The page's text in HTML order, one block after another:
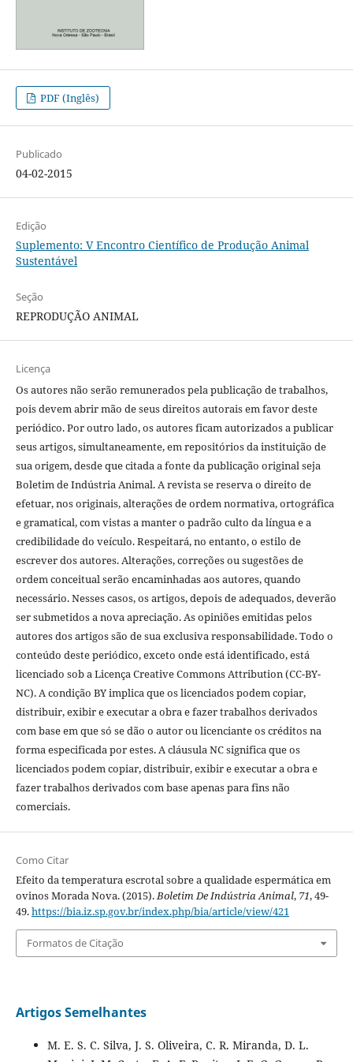
PDF (Inglês)
Publicado
04-02-2015
Edição
Suplemento: V Encontro Científico de Produção Animal
Sustentável
Seção
REPRODUÇÃO ANIMAL
Licença
Os autores não serão remunerados pela publicação de trabalhos,
pois devem abrir mão de seus direitos autorais em favor deste
periódico. Por outro lado, os autores ficam autorizados a publicar
seus artigos, simultaneamente, em repositórios da instituição de
sua origem, desde que citada a fonte da publicação original seja
Boletim de Indústria Animal. A revista se reserva o direito de
efetuar, nos originais, alterações de ordem normativa, ortográfica
e gramatical, com vistas a manter o padrão culto da língua e a
credibilidade do veículo. Respeitará, no entanto, o estilo de
escrever dos autores. Alterações, correções ou sugestões de
ordem conceitual serão encaminhadas aos autores, quando
necessário. Nesses casos, os artigos, depois de adequados, deverão
ser submetidos a nova apreciação. As opiniões emitidas pelos
autores dos artigos são de sua exclusiva responsabilidade. Todo o
conteúdo deste periódico, exceto onde está identificado, está
licenciado sob a Licença Creative Commons Attribution (CC-BY-
NC). A condição BY implica que os licenciados podem copiar,
distribuir, exibir e executar a obra e fazer trabalhos derivados
com base em que só se dão o autor ou licenciante os créditos na
forma especificada por estes. A cláusula NC significa que os
licenciados podem copiar, distribuir, exibir e executar a obra e
fazer trabalhos derivados com base apenas para fins não
comerciais.
Como Citar
Efeito da temperatura escrotal sobre a qualidade espermática em
ovinos Morada Nova. (2015).Boletim De Indústria Animal, 71, 49-
49.https://bia.iz.sp.gov.br/index.php/bia/article/view/421
Formatos de Citação
Artigos Semelhantes
M. E. S. C. Silva, J. S. Oliveira, C. R. Miranda, D. L.